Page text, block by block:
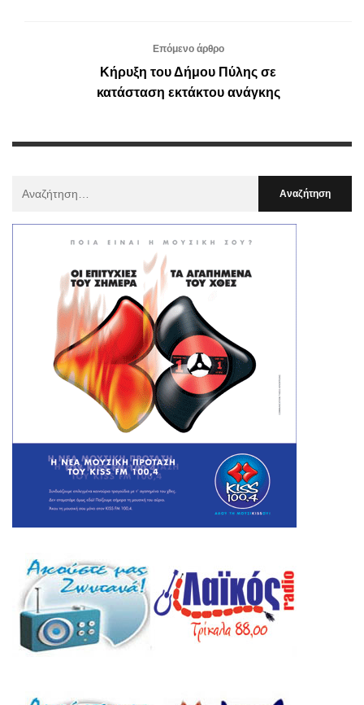
Επόμενο άρθρο
Κήρυξη του Δήμου Πύλης σε
κατάσταση εκτάκτου ανάγκης
: